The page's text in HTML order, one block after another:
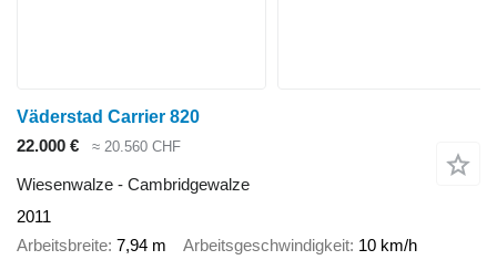
Väderstad Carrier 820
22.000 €
≈ 20.560 CHF
Wiesenwalze - Cambridgewalze
2011
Arbeitsbreite 7,94 m Arbeitsgeschwindigkeit 10 km/h